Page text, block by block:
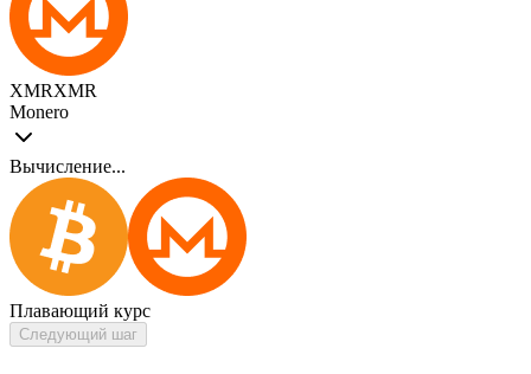
XMRXMR
Monero
Вычисление...
Плавающий курс
Следующий шаг